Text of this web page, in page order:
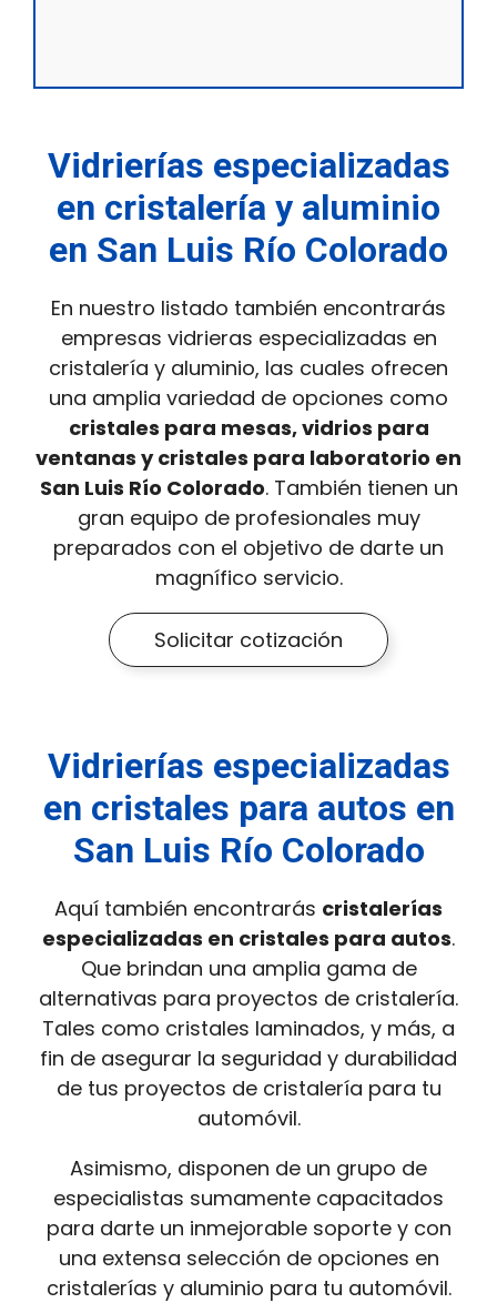
Vidrierías especializadas
en cristalería y aluminio
en San Luis Río Colorado
En nuestro listado también encontrarás
empresas vidrieras especializadas en
cristalería y aluminio, las cuales ofrecen
una amplia variedad de opciones como
cristales para mesas, vidrios para
ventanas y cristales para laboratorio en
San Luis Río Colorado. También tienen un
gran equipo de profesionales muy
preparados con el objetivo de darte un
magnífico servicio.
Solicitar cotización
Vidrierías especializadas
en cristales para autos en
San Luis Río Colorado
Aquí también encontrarás cristalerías
especializadas en cristales para autos.
Que brindan una amplia gama de
alternativas para proyectos de cristalería.
Tales como cristales laminados, y más, a
fin de asegurar la seguridad y durabilidad
de tus proyectos de cristalería para tu
automóvil.
Asimismo, disponen de un grupo de
especialistas sumamente capacitados
para darte un inmejorable soporte y con
una extensa selección de opciones en
cristalerías y aluminio para tu automóvil.